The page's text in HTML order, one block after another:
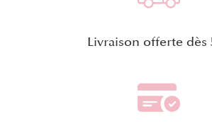
Livraison offerte dès